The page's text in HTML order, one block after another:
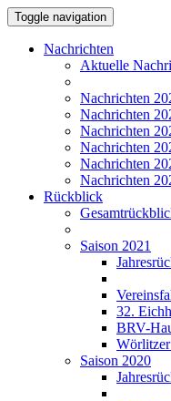
Toggle navigation
Nachrichten
Aktuelle
Nachrichten
Nachrichten
Nachrichten
Nachrichten
Nachrichten
Nachrichten
Rückblick
Saison 2021
32.
BRV-
Saison 2020